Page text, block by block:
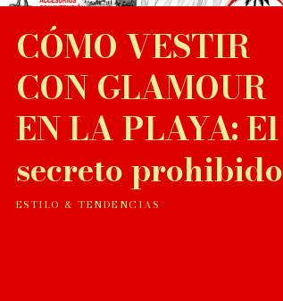
CÓMO VESTIR
CON GLAMOUR
EN LA PLAYA: El
secreto prohibido
ESTILO & TENDENCIAS